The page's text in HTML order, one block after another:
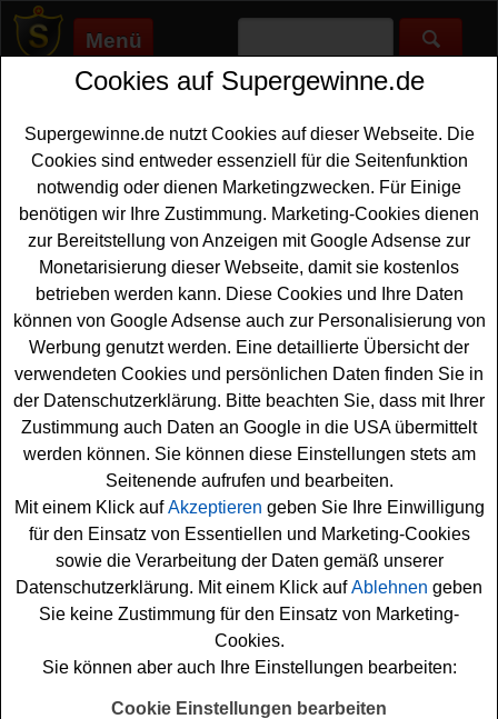
Menü
Supergewinne.de>Gewinnspiele>Sonstige Gewinnspiele
Anzeige:
Anzeige:
Fairtrade Deutschland
Adventskalender Gewinnspiel
Ein kostenlosesAdventskalender Gewinnspielhat
Fairtrade Deutschland gestartet. Jeden Tage wartet hinter
den Türchen im Fairtrade Adventskalender Gewinnspiel
2025 eine schöne Überraschung auf glückliche
Gewinner. Falls Sie an dem Fairtrade Deutschland
Adventskalender Gewinnspiel gratis teilnehmen
möchten, müssen Sie die einzelnen Türchen öffnen und
können dann erfahren, was es zu gewinnen gibt. Dann
nur noch kurz das Formular ausfüllen und schon sind Sie
gratis bei der Verlosung mit dabei. Machen Sie mit und
versuchen Sie Ihr Glück!
Fairtrade Deutschland verlost jeden Tag
Cookies auf Supergewinne.de
Supergewinne.de nutzt Cookies auf dieser Webseite. Die
Cookies sind entweder essenziell für die Seitenfunktion
notwendig oder dienen Marketingzwecken. Für Einige
benötigen wir Ihre Zustimmung. Marketing-Cookies dienen
zur Bereitstellung von Anzeigen mit Google Adsense zur
Monetarisierung dieser Webseite, damit sie kostenlos
betrieben werden kann. Diese Cookies und Ihre Daten
können von Google Adsense auch zur Personalisierung von
Werbung genutzt werden. Eine detaillierte Übersicht der
verwendeten Cookies und persönlichen Daten finden Sie in
der Datenschutzerklärung. Bitte beachten Sie, dass mit Ihrer
Zustimmung auch Daten an Google in die USA übermittelt
werden können. Sie können diese Einstellungen stets am
Seitenende aufrufen und bearbeiten.
Mit einem Klick aufAkzeptieren geben Sie Ihre Einwilligung
für den Einsatz von Essentiellen und Marketing-Cookies
sowie die Verarbeitung der Daten gemäß unserer
Datenschutzerklärung. Mit einem Klick aufAblehnen geben
Sie keine Zustimmung für den Einsatz von Marketing-
Cookies.
Sie können aber auch Ihre Einstellungen bearbeiten:
Cookie Einstellungen bearbeiten